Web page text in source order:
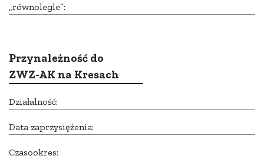
„równolegle”:
Przynależność do
ZWZ-AK na Kresach
Działalność:
Data zaprzysiężenia:
Czasookres: